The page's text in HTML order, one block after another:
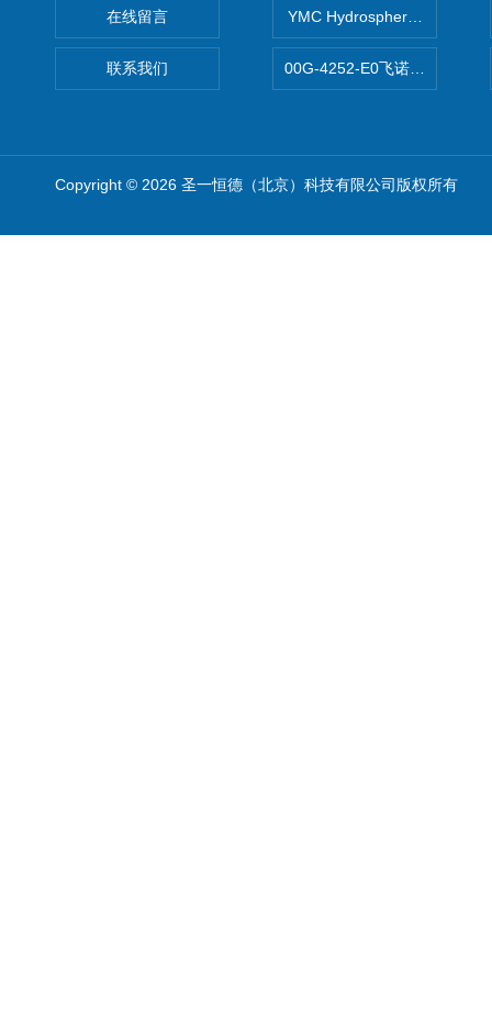
在线留言
联系我们
YMC Hydrosphere C18亲水
00G-4252-E0飞诺美Luna
Copyright © 2026 圣一恒德（北京）科技有限公司版权所有